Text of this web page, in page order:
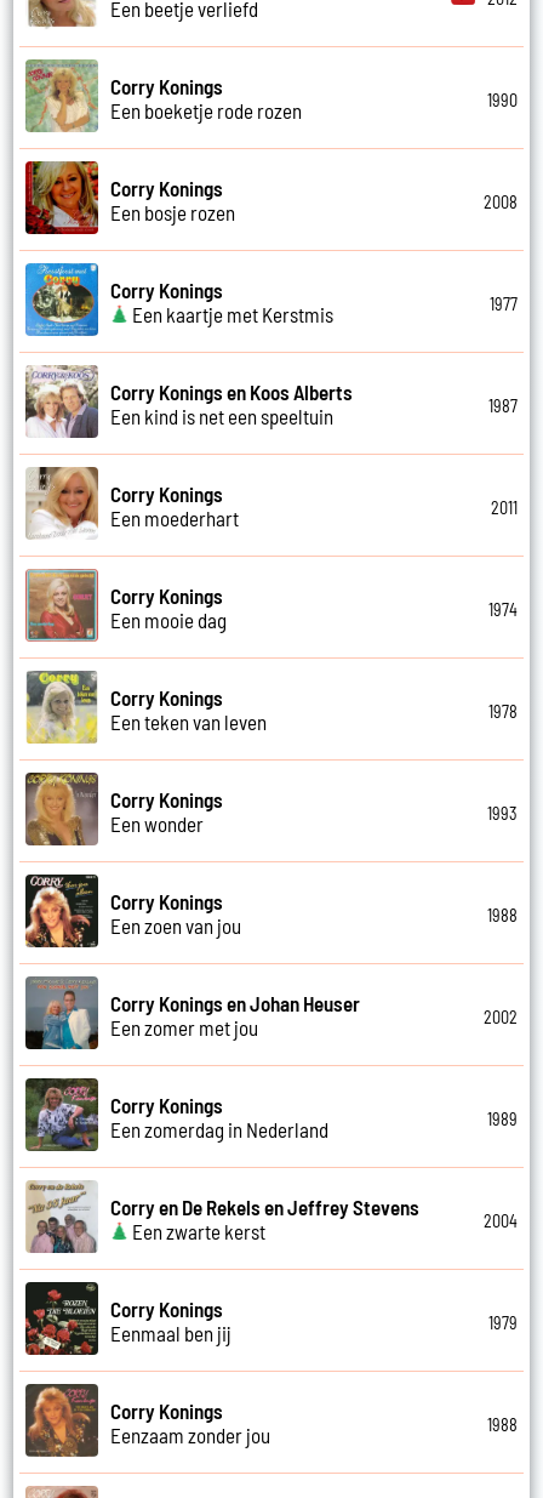
Een beetje verliefd
Corry Konings
Een boeketje rode rozen
1990
Corry Konings
Een bosje rozen
2008
Corry Konings
Een kaartje met Kerstmis
1977
Corry Konings en Koos Alberts
Een kind is net een speeltuin
1987
Corry Konings
Een moederhart
2011
Corry Konings
Een mooie dag
1974
Corry Konings
Een teken van leven
1978
Corry Konings
Een wonder
1993
Corry Konings
Een zoen van jou
1988
Corry Konings en Johan Heuser
Een zomer met jou
2002
Corry Konings
Een zomerdag in Nederland
1989
Corry en De Rekels en Jeffrey Stevens
Een zwarte kerst
2004
Corry Konings
Eenmaal ben jij
1979
Corry Konings
Eenzaam zonder jou
1988